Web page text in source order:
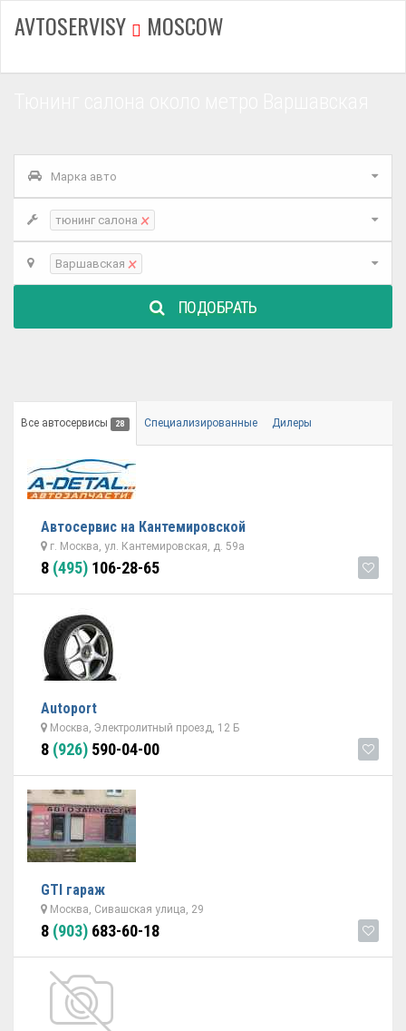
AVTOSERVISY MOSCOW
Марка авто
тюнинг салона ×
Варшавская ×
ПОДОБРАТЬ
Все автосервисы 28 Специализированные Дилеры
Автосервис на Кантемировской
г. Москва, ул. Кантемировская, д. 59а
8 (495) 106-28-65
Autoport
Москва, Электролитный проезд, 12 Б
8 (926) 590-04-00
GTI гараж
Москва, Сивашская улица, 29
8 (903) 683-60-18